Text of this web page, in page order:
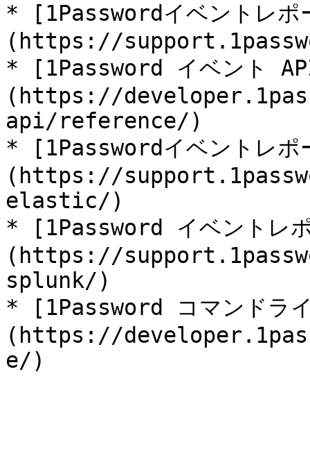
* [1Passwordイベントレポ
(https://
* [1Password イベント
(https://
api/reference/)
* [1Passwordイベントレ
(https://
elastic/)
* [1Password イベントレ
(https://
splunk/)
* [1Password コマンドラ
(https://